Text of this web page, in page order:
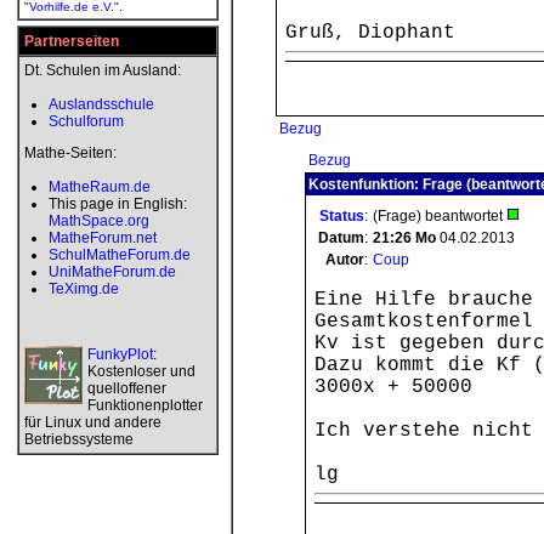
"Vorhilfe.de e.V.".
Partnerseiten
Dt. Schulen im Ausland:
Auslandsschule
Schulforum
Mathe-Seiten:
MatheRaum.de
This page in English:
MathSpace.org
MatheForum.net
SchulMatheForum.de
UniMatheForum.de
TeXimg.de
FunkyPlot:
Kostenloser und
quelloffener
Funktionenplotter
für Linux und andere
Betriebssysteme
Gruß, Diophant
Bezug
Bezug
Kostenfunktion: Frage
Status: (Frage) beantwortet
Datum: 21:26 Mo 04.02.2013
Autor: Coup
Eine Hilfe
Kv ist gegeben
Dazu kommt die Kf
3000x + 50000
Ich verstehe nicht
lg